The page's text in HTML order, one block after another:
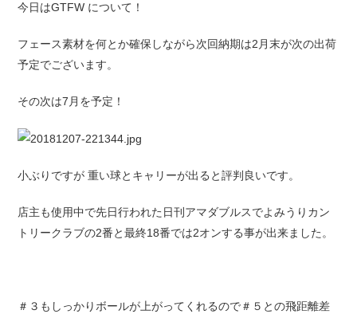
今日はGTFW について！
フェース素材を何とか確保しながら次回納期は2月末が次の出荷
予定でございます。
その次は7月を予定！
小ぶりですが 重い球とキャリーが出ると評判良いです。
店主も使用中で先日行われた日刊アマダブルスでよみうりカン
トリークラブの2番と最終18番では2オンする事が出来ました。
＃３もしっかりボールが上がってくれるので＃５との飛距離差